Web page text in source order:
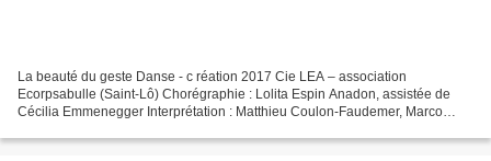
La beauté du geste Danse - c réation 2017 Cie LEA – association
Ecorpsabulle (Saint-Lô) Chorégraphie : Lolita Espin Anadon, assistée de
Cécilia Emmenegger Interprétation : Matthieu Coulon-Faudemer, Marco